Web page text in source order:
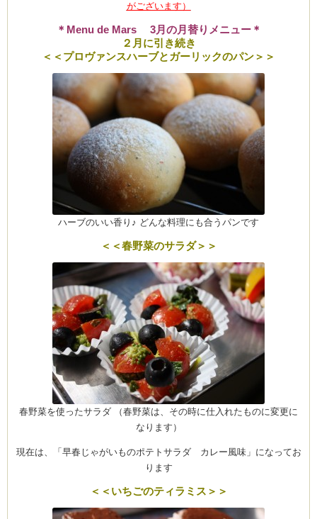
室・テイクアウト Clémentine (produced
ーヌ
がございます）
＊Menu de Mars 3月の月替りメニュー＊
２月に引き続き
＜＜プロヴァンスハーブとガーリックのパン＞＞
ハーブのいい香り♪ どんな料理にも合うパンです
＜＜春野菜のサラダ＞＞
春野菜を使ったサラダ （春野菜は、その時に仕入れたものに変更に
なります）
現在は、「早春じゃがいものポテトサラダ カレー風味」になってお
ります
＜＜いちごのティラミス＞＞